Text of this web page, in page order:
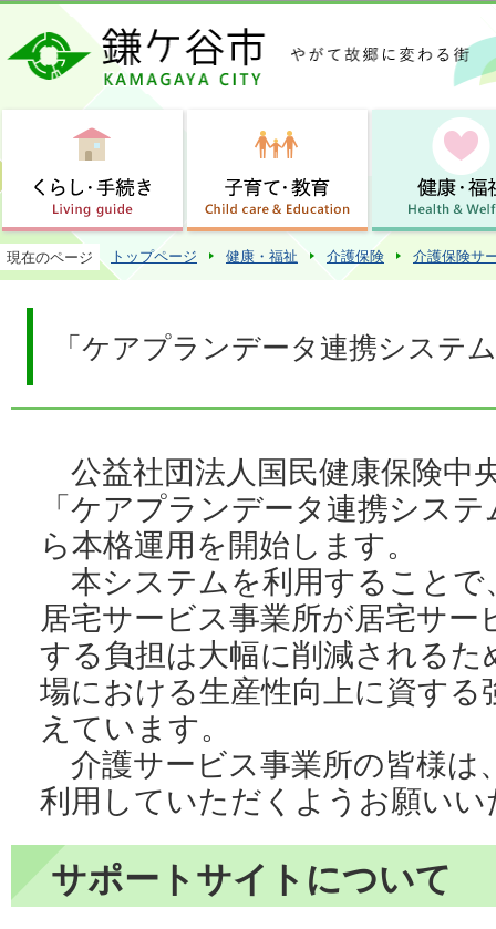
この
現在のページ トップページ 健康・福祉 介護保険 介護保険サ
「ケアプランデータ連携システ
公益社団法人国民健康保険中
「ケアプランデータ連携シス
ら本格運用を開始します。
本システムを利用することで
居宅サービス事業所が居宅サ
する負担は大幅に削減される
場における生産性向上に資す
えています。
介護サービス事業所の皆様は
利用していただくようお願いい
サポートサイトについて